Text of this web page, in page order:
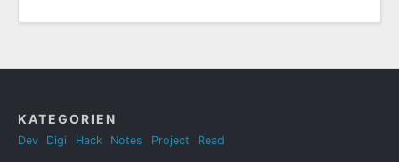
KATEGORIEN
Dev Digi Hack Notes Project Read